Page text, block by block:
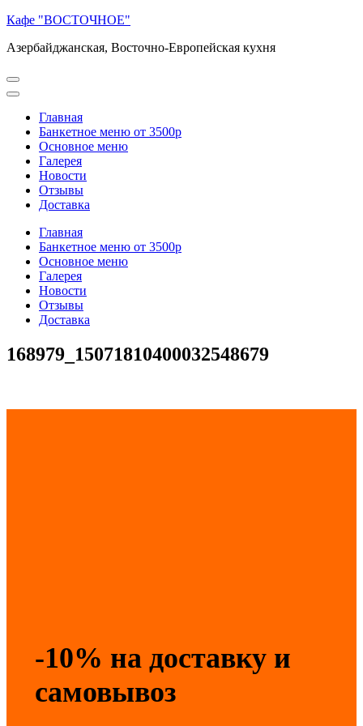
Перейти
содержимому
Enter)
Кафе "ВОСТОЧНОЕ"
Азербайджанская, Восточно-Европейская кухня
Главная
Банкетное меню от 3500р
Основное меню
Галерея
Новости
Отзывы
Доставка
Главная
Банкетное меню от 3500р
Основное меню
Галерея
Новости
Отзывы
Доставка
168979_15071810400032548679
-10% на доставку и
самовывоз